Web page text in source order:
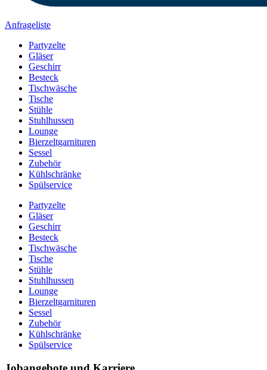
Anfrageliste
Partyzelte
Gläser
Geschirr
Besteck
Tischwäsche
Tische
Stühle
Stuhlhussen
Lounge
Bierzeltgarnituren
Sessel
Zubehör
Kühlschränke
Spülservice
Partyzelte
Gläser
Geschirr
Besteck
Tischwäsche
Tische
Stühle
Stuhlhussen
Lounge
Bierzeltgarnituren
Sessel
Zubehör
Kühlschränke
Spülservice